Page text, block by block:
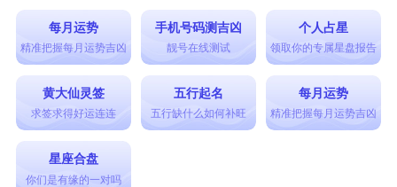
每月运势
精准把握每月运势吉凶
手机号码测吉凶
靓号在线测试
个人占星
领取你的专属星盘报告
黄大仙灵签
求签求得好运连连
五行起名
五行缺什么如何补旺
每月运势
精准把握每月运势吉凶
星座合盘
你们是有缘的一对吗